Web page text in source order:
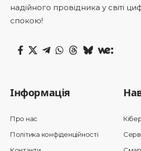
надійного провідника у світі
спокою!
Інформація
Про нас
Політика конфіденційності